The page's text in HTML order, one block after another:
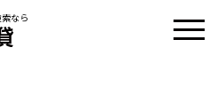
なら